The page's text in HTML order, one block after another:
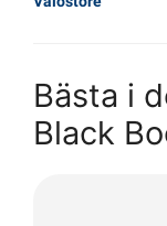
Bästa i
Black